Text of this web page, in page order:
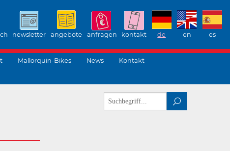
newsletter angebote anfragen kontakt de en es
Mallorquin-Bikes News Kontakt